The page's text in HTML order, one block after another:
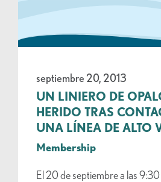
septiembre 20, 2013
UN LINIERO DE
HERIDO TRAS
UNA LÍNEA DE ALTO
Membership
El 20 de septiembre a las 9:30